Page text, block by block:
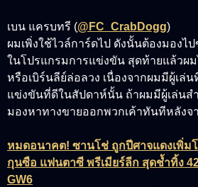
เบน แครบทรี (@FC_CrabDogg)
ผมเพิ่งใช้ไวล์การ์ดไป ดังนั้นต้องมองไ
ในโปรแกรมการแข่งขัน สุดท้ายแล้วผ
หรือเบิร์นลีย์ล่อลวง เนื่องจากผมมีผู้เล่
แข่งขันที่ดีในสัปดาห์นั้น ถ้าผมมีผู้เล่นส
มองหาทางขายออกพวกเค้าทันทีหลังจ
หมดอนาคต! ซานโช่ ถูกปีศาจแดงเพิ่
กุนซือ แฟนตาซี พรีเมียร์ลีก สุดช้ำทิ้ง
GW6